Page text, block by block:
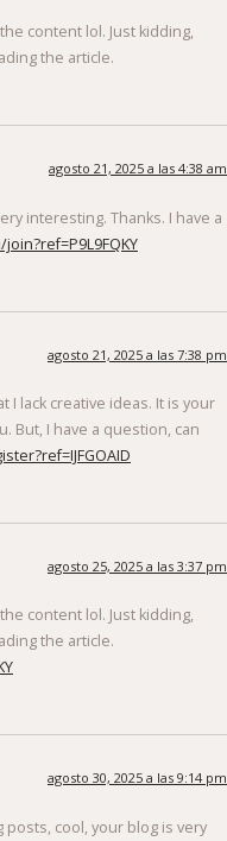
content lol. Just kidding,
the article.
agosto 21, 2025 a las 4:38 am
interesting. Thanks. I have a
agosto 21, 2025 a las 7:38 pm
I lack creative ideas. It is your
But, I have a question, can
agosto 25, 2025 a las 3:37 pm
content lol. Just kidding,
the article.
agosto 30, 2025 a las 9:14 pm
posts, cool, your blog is very